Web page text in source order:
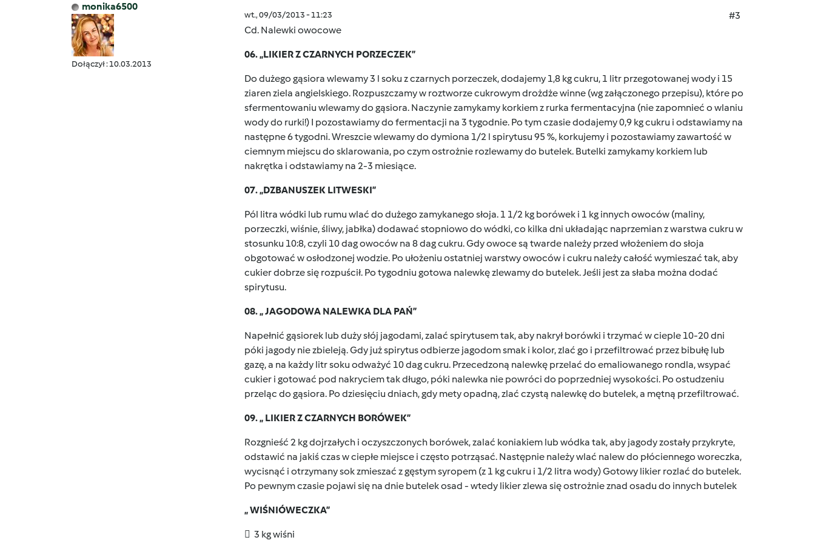
monika6500
Dołączył : 10.03.2013
wt., 09/03/2013 - 11:23
#3
Cd. Nalewki owocowe
06. „LIKIER Z CZARNYCH PORZECZEK”
Do dużego gąsiora wlewamy 3 l soku z czarnych porzeczek, dodajemy 1,8 kg cukru, 1 litr przegotowanej wody i 15
ziaren ziela angielskiego. Rozpuszczamy w roztworze cukrowym drożdże winne (wg załączonego przepisu), które po
sfermentowaniu wlewamy do gąsiora. Naczynie zamykamy korkiem z rurka fermentacyjna (nie zapomnieć o wlaniu
wody do rurki!) I pozostawiamy do fermentacji na 3 tygodnie. Po tym czasie dodajemy 0,9 kg cukru i odstawiamy na
następne 6 tygodni. Wreszcie wlewamy do dymiona 1/2 l spirytusu 95 %, korkujemy i pozostawiamy zawartość w
ciemnym miejscu do sklarowania, po czym ostrożnie rozlewamy do butelek. Butelki zamykamy korkiem lub
nakrętka i odstawiamy na 2-3 miesiące.
07. „DZBANUSZEK LITWESKI”
Pól litra wódki lub rumu wlać do dużego zamykanego słoja. 1 1/2 kg borówek i 1 kg innych owoców (maliny,
porzeczki, wiśnie, śliwy, jabłka) dodawać stopniowo do wódki, co kilka dni układając naprzemian z warstwa cukru w
stosunku 10:8, czyli 10 dag owoców na 8 dag cukru. Gdy owoce są twarde należy przed włożeniem do słoja
obgotować w osłodzonej wodzie. Po ułożeniu ostatniej warstwy owoców i cukru należy całość wymieszać tak, aby
cukier dobrze się rozpuścił. Po tygodniu gotowa nalewkę zlewamy do butelek. Jeśli jest za słaba można dodać
spirytusu.
08. „ JAGODOWA NALEWKA DLA PAŃ”
Napełnić gąsiorek lub duży słój jagodami, zalać spirytusem tak, aby nakrył borówki i trzymać w cieple 10-20 dni
póki jagody nie zbieleją. Gdy już spirytus odbierze jagodom smak i kolor, zlać go i przefiltrować przez bibułę lub
gazę, a na każdy litr soku odważyć 10 dag cukru. Przecedzoną nalewkę przelać do emaliowanego rondla, wsypać
cukier i gotować pod nakryciem tak długo, póki nalewka nie powróci do poprzedniej wysokości. Po ostudzeniu
przeląc do gąsiora. Po dziesięciu dniach, gdy mety opadną, zlać czystą nalewkę do butelek, a mętną przefiltrować.
09. „ LIKIER Z CZARNYCH BORÓWEK”
Rozgnieść 2 kg dojrzałych i oczyszczonych borówek, zalać koniakiem lub wódka tak, aby jagody zostały przykryte,
odstawić na jakiś czas w ciepłe miejsce i często potrząsać. Następnie należy wlać nalew do płóciennego woreczka,
wycisnąć i otrzymany sok zmieszać z gęstym syropem (z 1 kg cukru i 1/2 litra wody) Gotowy likier rozlać do butelek.
Po pewnym czasie pojawi się na dnie butelek osad - wtedy likier zlewa się ostrożnie znad osadu do innych butelek
„ WIŚNIÓWECZKA”
 3 kg wiśni